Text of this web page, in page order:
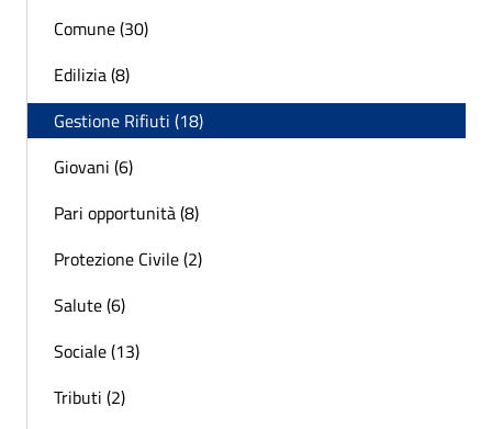
Comune (30)
Edilizia (8)
Gestione Rifiuti (18)
Giovani (6)
Pari opportunità (8)
Protezione Civile (2)
Salute (6)
Sociale (13)
Tributi (2)